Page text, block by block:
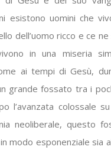
esistono uomini che
dell’uomo ricco e ce
in una miseria
ai tempi di Gesù,
grande fossato tra i
l’avanzata colossale
neoliberale, questo
modo esponenziale sia